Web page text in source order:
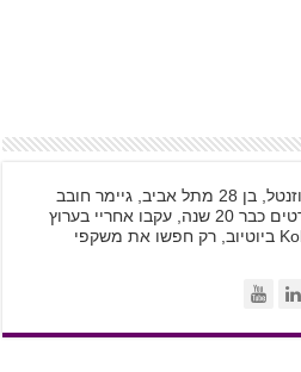
שמי קובי רוזנטל, בן 28 מתל אביב, גיימר חובב
קומיקס וסרטים כבר 20 שנה, עקבו אחריי בערוץ
שלי KobiCool ביוטיוב, רק חפשו את משקפי